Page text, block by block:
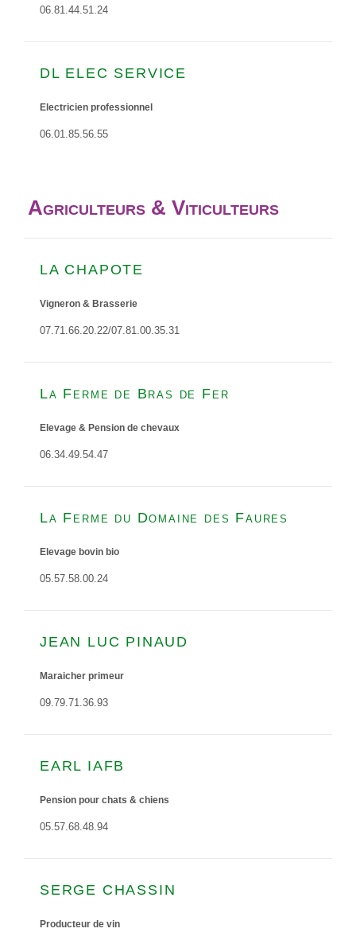
06.81.44.51.24
DL ELEC SERVICE
Electricien professionnel
06.01.85.56.55
Agriculteurs & Viticulteurs
LA CHAPOTE
Vigneron & Brasserie
07.71.66.20.22/07.81.00.35.31
La Ferme de Bras de Fer
Elevage & Pension de chevaux
06.34.49.54.47
La Ferme du Domaine des Faures
Elevage bovin bio
05.57.58.00.24
JEAN LUC PINAUD
Maraicher primeur
09.79.71.36.93
EARL IAFB
Pension pour chats & chiens
05.57.68.48.94
SERGE CHASSIN
Producteur de vin